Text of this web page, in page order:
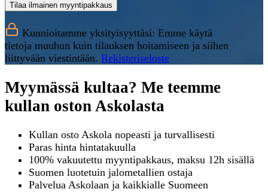
Tilaa ilmainen myyntipakkaus
Kunnioitamme yksityisyyttäsi: Emme käytä
tietoja muuhun kuin tilauksen hoitamiseen ja siihen
liittyvään viestintään. Rekisteriseloste
Myymässä kultaa? Me teemme
kullan oston Askolasta
Kullan osto Askola nopeasti ja turvallisesti
Paras hinta hintatakuulla
100% vakuutettu myyntipakkaus, maksu 12h sisällä
Suomen luotetuin jalometallien ostaja
Palvelua Askolaan ja kaikkialle Suomeen